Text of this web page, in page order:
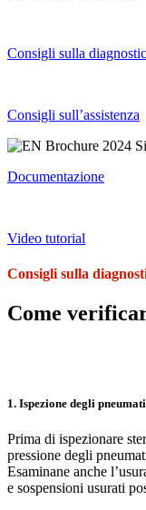
Consigli sulla
Consigli sull’assistenza
Documentazione
Video tutorial
Consigli sulla
Come
1. Ispezione degli
Prima di ispezionare
pressione degli
Esaminane anche
e sospensioni usurati